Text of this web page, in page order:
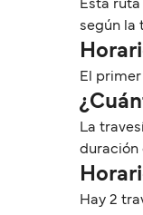
Esta
según la
El
La
duración
Hay 2